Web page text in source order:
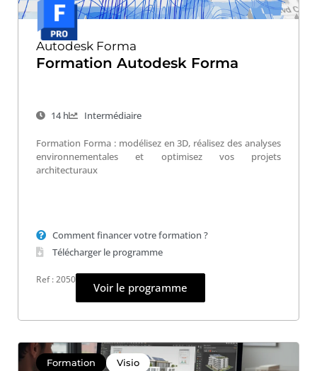
Autodesk Forma
Formation Autodesk Forma
14 h Intermédiaire
Formation Forma : modélisez en 3D, réalisez des analyses
environnementales et optimisez vos projets
architecturaux
Comment financer votre formation ?
Télécharger le programme
Ref : 2050
Voir le programme
Formation Visio